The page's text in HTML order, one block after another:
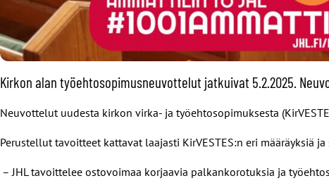
Kirkon alan työehtosopimusneuvottelut jatkuivat 5.2.2025.
Neuvottelut uudesta kirkon virka- ja työehtosopimuksesta
Perustellut tavoitteet kattavat laajasti KirVESTES:n eri määräyksiä
– JHL tavoittelee ostovoimaa korjaavia palkankorotuksia ja